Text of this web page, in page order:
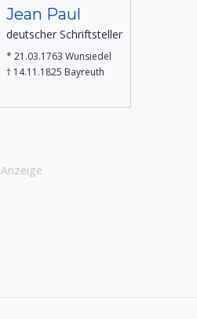
Jean Paul
deutscher Schriftsteller
* 21.03.1763 Wunsiedel
† 14.11.1825 Bayreuth
Anzeige